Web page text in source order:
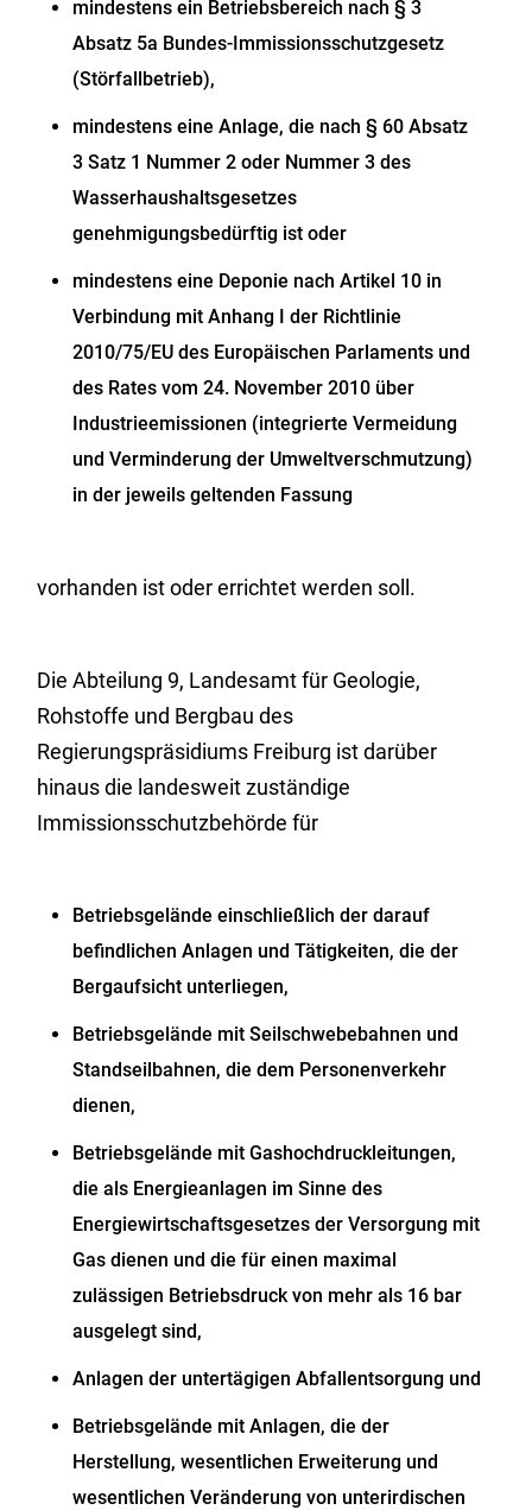
mindestens ein Betriebsbereich nach § 3
Absatz 5a Bundes-Immissionsschutzgesetz
(Störfallbetrieb),
mindestens eine Anlage, die nach § 60 Absatz
3 Satz 1 Nummer 2 oder Nummer 3 des
Wasserhaushaltsgesetzes
genehmigungsbedürftig ist oder
mindestens eine Deponie nach Artikel 10 in
Verbindung mit Anhang I der Richtlinie
2010/75/EU des Europäischen Parlaments und
des Rates vom 24. November 2010 über
Industrieemissionen (integrierte Vermeidung
und Verminderung der Umweltverschmutzung)
in der jeweils geltenden Fassung
vorhanden ist oder errichtet werden soll.
Die Abteilung 9, Landesamt für Geologie,
Rohstoffe und Bergbau des
Regierungspräsidiums Freiburg ist darüber
hinaus die landesweit zuständige
Immissionsschutzbehörde für
Betriebsgelände einschließlich der darauf
befindlichen Anlagen und Tätigkeiten, die der
Bergaufsicht unterliegen,
Betriebsgelände mit Seilschwebebahnen und
Standseilbahnen, die dem Personenverkehr
dienen,
Betriebsgelände mit Gashochdruckleitungen,
die als Energieanlagen im Sinne des
Energiewirtschaftsgesetzes der Versorgung mit
Gas dienen und die für einen maximal
zulässigen Betriebsdruck von mehr als 16 bar
ausgelegt sind,
Anlagen der untertägigen Abfallentsorgung und
Betriebsgelände mit Anlagen, die der
Herstellung, wesentlichen Erweiterung und
wesentlichen Veränderung von unterirdischen